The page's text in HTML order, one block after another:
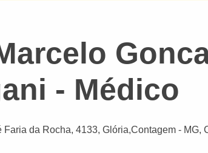
- Médico
Faria da Rocha, 4133, Glória,Contagem - MG,